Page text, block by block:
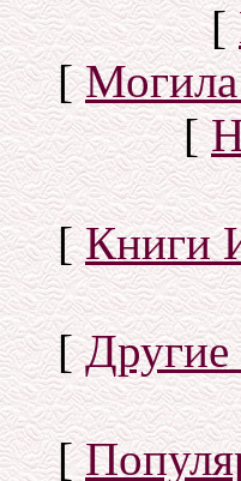
[
[
[
[Книги
[
[